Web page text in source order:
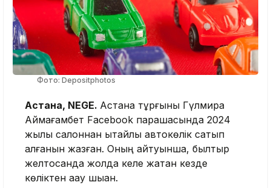
Фото: Depositphotos
Астана, NEGE. Астана тұрғыны Гүлмира
Аймағамбет Facebook парақшасында 2024
жылы салоннан қытайлық автокөлік сатып
алғанын жазған. Оның айтуынша, былтыр
желтоқсанда жолда келе жатқан кезде
көліктен ақау шыққан.